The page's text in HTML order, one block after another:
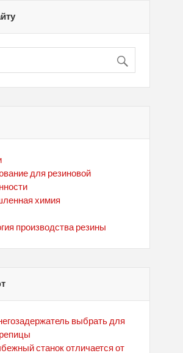
для резиновой
химия
производства резины
выбрать для
станок отличается от